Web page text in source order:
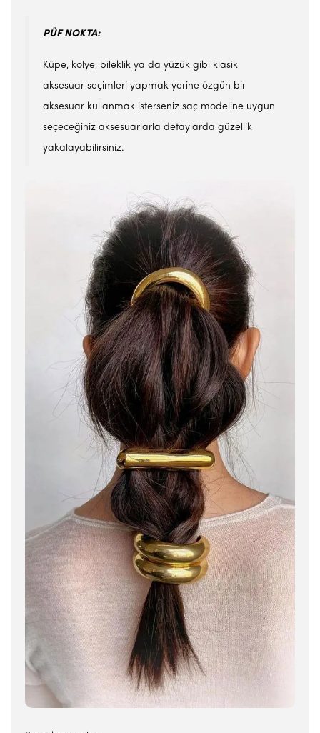
PÜF NOKTA:
Küpe, kolye, bileklik ya da yüzük gibi klasik
aksesuar seçimleri yapmak yerine özgün bir
aksesuar kullanmak isterseniz saç modeline uygun
seçeceğiniz aksesuarlarla detaylarda güzellik
yakalayabilirsiniz.